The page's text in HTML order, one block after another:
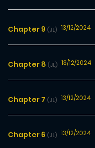
Chapter 9 (JL) 13/12/2024
Chapter 8 (JL) 13/12/2024
Chapter 7 (JL) 13/12/2024
Chapter 6 (JL) 13/12/2024